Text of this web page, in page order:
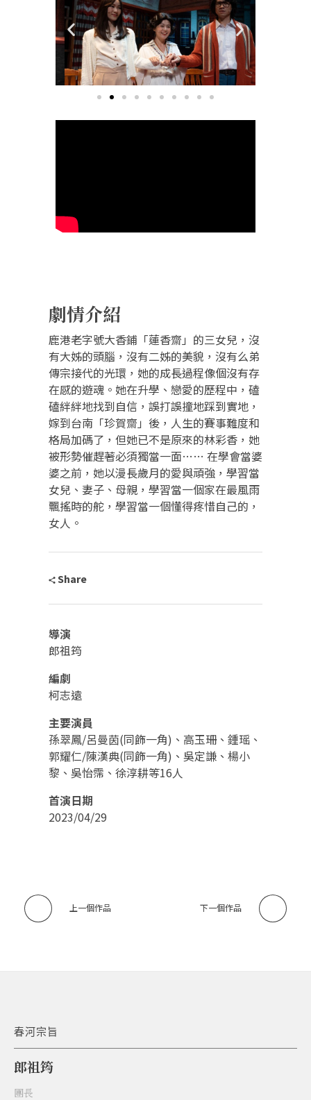
劇情介紹
鹿港老字號大香鋪「蓮香齋」的三女兒，沒
有大姊的頭腦，沒有二姊的美貌，沒有么弟
傳宗接代的光環，她的成長過程像個沒有存
在感的遊魂。她在升學、戀愛的歷程中，磕
磕絆絆地找到自信，誤打誤撞地踩到實地，
嫁到台南「珍賀齋」後，人生的賽事難度和
格局加碼了，但她已不是原來的林彩香，她
被形勢催趕著必須獨當一面…… 在學會當婆
婆之前，她以漫長歲月的愛與頑強，學習當
女兒、妻子、母親，學習當一個家在最風雨
飄搖時的舵，學習當一個懂得疼惜自己的，
女人。
Share
導演
郎祖筠
編劇
柯志遠
主要演員
孫翠鳳/呂曼茵(同飾一角)、高玉珊、鍾瑶、
郭耀仁/陳漢典(同飾一角)、吳定謙、楊小
黎、吳怡霈、徐淳耕等16人
首演日期
2023/04/29
上一個作品 下一個作品
春河宗旨
郎祖筠
團長